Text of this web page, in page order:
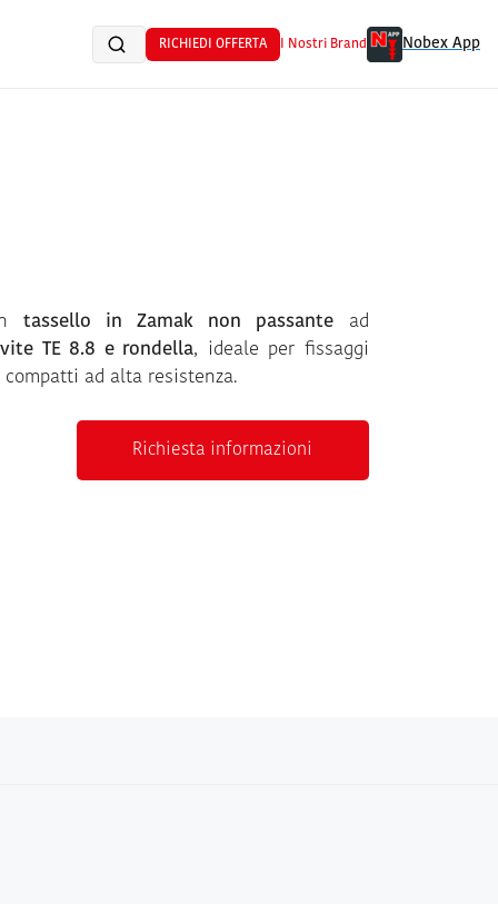
RICHIEDI OFFERTA I Nostri Brand Nobex App
tassello in Zamak non passantead
vite TE 8.8 e rondella, ideale per fissaggi
ad alta resistenza.
Richiesta informazioni